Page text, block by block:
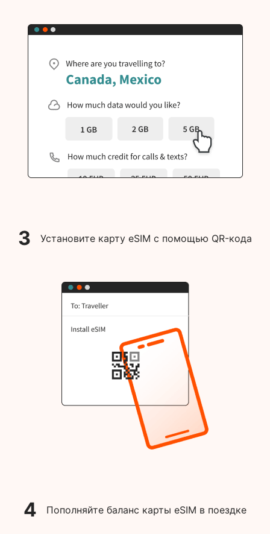
3 Установите карту eSIM с помощью QR-кода
4 Пополняйте баланс карты eSIM в поездке